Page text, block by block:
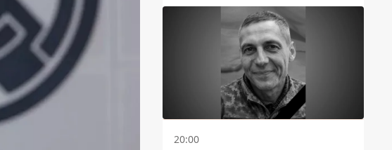
20:00